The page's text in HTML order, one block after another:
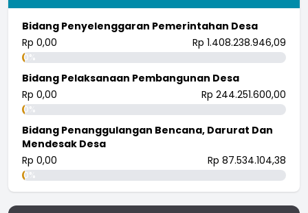
Bidang Penyelenggaran Pemerintahan Desa
Rp 0,00
Rp 1.408.238.946,09
0%
Bidang Pelaksanaan Pembangunan Desa
Rp 0,00
Rp 244.251.600,00
0%
Bidang Penanggulangan Bencana, Darurat Dan
Mendesak Desa
Rp 0,00
Rp 87.534.104,38
0%